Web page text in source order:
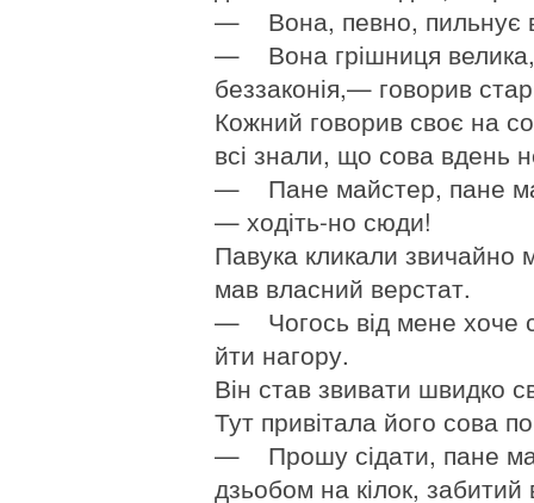
— Вона, певно, пильнує в
— Вона грішниця велика,
беззаконія,— говорив
Кожний говорив своє на
всі знали, що сова вдень
— Пане майстер, пане
— ходіть-но сюди!
Павука кликали звичайно
мав власний верстат.
— Чогось від мене хоче
йти нагору.
Він став звивати швидко
Тут привітала його сова
— Прошу сідати, пане
дзьобом на кілок, забитий